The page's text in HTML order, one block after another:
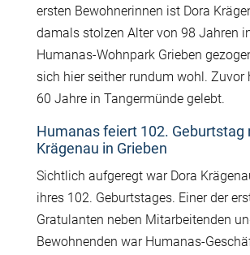
ersten Bewohnerinnen ist Dora
damals stolzen Alter von 98 Jahren
Humanas-Wohnpark Grieben
sich hier seither rundum wohl. Zuvor
60 Jahre in Tangermünde gelebt.
Humanas feiert 102. Geburtstag
Krägenau in Grieben
Sichtlich aufgeregt war Dora
ihres 102. Geburtstages. Einer der
Gratulanten neben Mitarbeitenden
Bewohnenden war Humanas-